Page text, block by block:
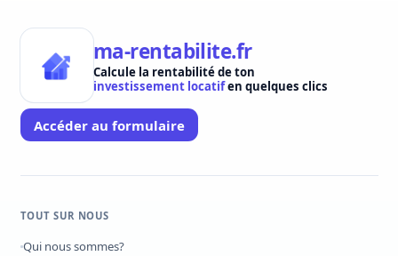
ma-rentabilite.fr
Calcule la rentabilité de ton
investissement locatifen quelques clics
Accéder au formulaire
TOUT SUR NOUS
Qui nous sommes?